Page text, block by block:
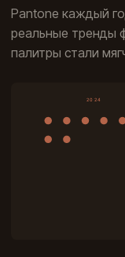
Pantone каждый
реальные тренды
палитры стали